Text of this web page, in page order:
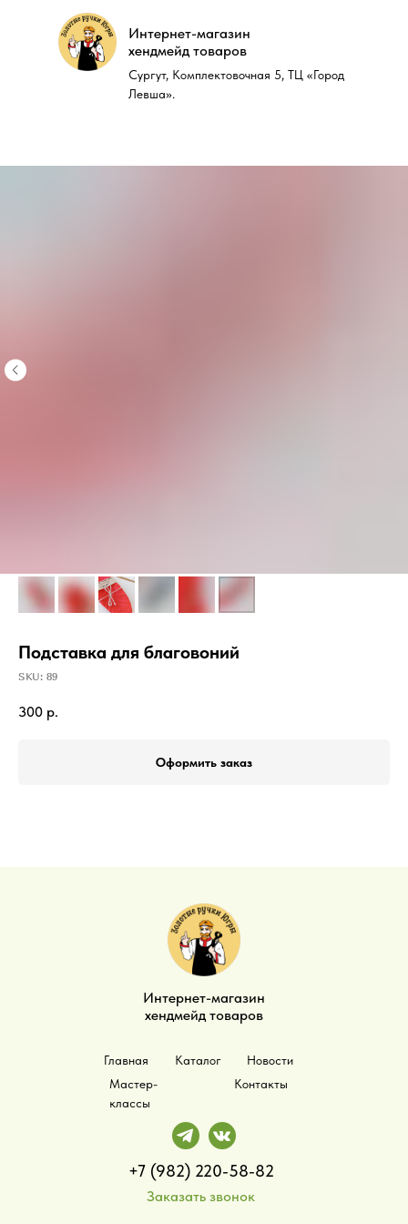
Интернет-магазин
хендмейд товаров
Сургут, Комплектовочная 5, ТЦ «Город
Левша».
Интернет-магазин
хендмейд товаров
Сургут, Комплектовочная 5, ТЦ «Город
Левша».
Подставка для благовоний
SKU: 89
300 р.
Оформить заказ
Интернет-магазин
хендмейд товаров
Главная Каталог
Новости
Мастер-
классы
Контакты
+7 (982) 220-58-82
Заказать звонок